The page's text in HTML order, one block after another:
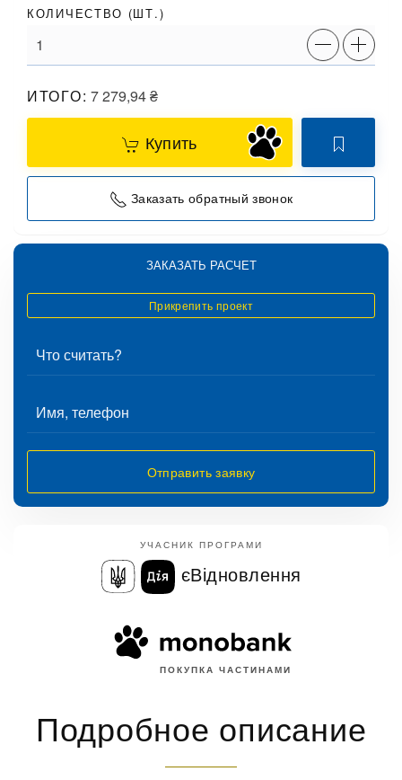
КОЛИЧЕСТВО (ШТ.)
ИТОГО: 7 279,94₴
Купить
Заказать обратный звонок
ЗАКАЗАТЬ РАСЧЕТ
Прикрепить проект
Отправить заявку
УЧАСНИК ПРОГРАМИ
єВідновлення
ПОКУПКА ЧАСТИНАМИ
Подробное описание